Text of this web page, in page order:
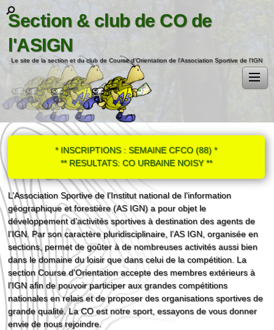
Section & club de CO de
l'ASIGN
Le site de la section et du club de Course d'Orientation de l'Association Sportive de l'IGN
* INSCRIPTIONS : SEMAINE CFCO (88) *
** RESULTATS: CO URBAINE NOISY **
L’Association Sportive de l’Institut national de l’information
géographique et forestière (AS IGN) a pour objet le
développement d’activités sportives à destination des agents de
l’IGN. Par son caractère pluridisciplinaire, l’AS IGN, organisée en
sections, permet de goûter à de nombreuses activités aussi bien
dans le domaine du loisir que dans celui de la compétition. La
section Course d’Orientation accepte des membres extérieurs à
l’IGN afin de pouvoir participer aux grandes compétitions
nationales en relais et de proposer des organisations sportives de
grande qualité. La CO est notre sport, essayons de vous donner
envie de nous rejoindre.